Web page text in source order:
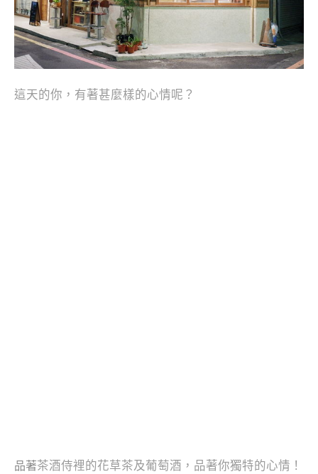
這天的你，有著甚麼樣的心情呢？
品著茶酒侍裡的花草茶及葡萄酒， 品著你獨特的心情！